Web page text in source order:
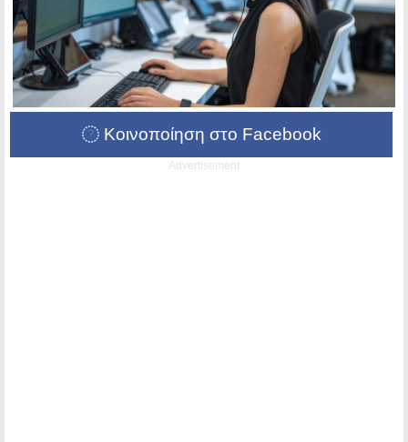
Κοινοποίηση στο Facebook
Advertisement